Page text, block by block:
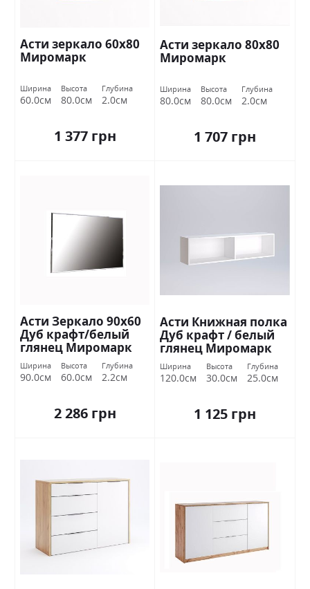
Асти зеркало 60х80
Миромарк
Ширина
60.0см
Высота
80.0см
Глубина
2.0см
1 377 грн
Асти зеркало 80х80
Миромарк
Ширина
80.0см
Высота
80.0см
Глубина
2.0см
1 707 грн
Асти Зеркало 90х60
Дуб крафт/белый
глянец Миромарк
Ширина
90.0см
Высота
60.0см
Глубина
2.2см
2 286 грн
Асти Книжная полка
Дуб крафт / белый
глянец Миромарк
Ширина
120.0см
Высота
30.0см
Глубина
25.0см
1 125 грн